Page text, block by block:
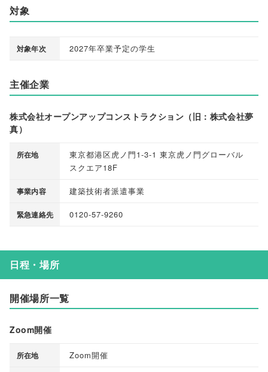
対象
対象年次 2027年卒業予定の学生
主催企業
株式会社オープンアップコンストラクション（旧：株式会社夢
真）
所在地
東京都港区虎ノ門1-3-1 東京虎ノ門グローバル
スクエア18F
事業内容 建築技術者派遣事業
緊急連絡先 0120-57-9260
日程・場所
開催場所一覧
Zoom開催
所在地 Zoom開催